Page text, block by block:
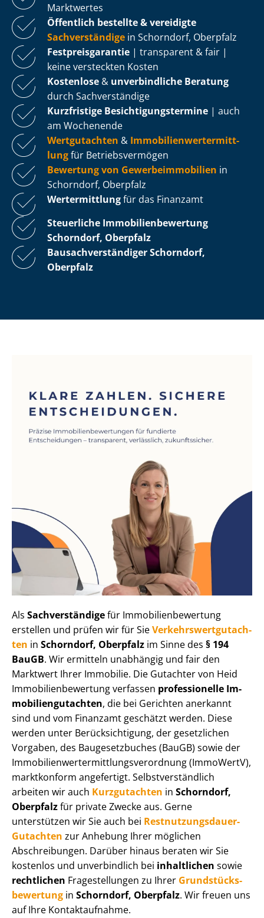
Marktwertes
Öffentlich bestellte & vereidigte
Sachverständige in Schorndorf, Oberpfalz
Fest­preis­ga­ran­tie | transparent & fair |
keine versteckten Kosten
Kostenlose & unverbindliche Beratung
durch Sachverständige
Kurzfristige Be­sich­ti­gungs­ter­mi­ne | auch
am Wochenende
Wertgutachten & Im­mo­bi­li­en­wert­ermitt­
lungfür Be­triebs­ver­mö­gen
Bewertung von Ge­wer­be­im­mo­bi­li­en in
Schorndorf, Oberpfalz
Wertermittlungfür das Finanzamt
Steuerliche Im­mo­bi­li­en­be­wer­tung
Schorndorf, Oberpfalz
Bau­sach­ver­stän­di­ger Schorndorf,
Oberpfalz
Als Sachverständigefür Im­mo­bi­li­en­be­wer­tung
erstellen und prüfen wir für SieVer­kehrs­wert­gut­ach­
ten in Schorndorf, Oberpfalz im Sinne des § 194
BauGB. Wir ermitteln unabhängig und fair den
Marktwert Ihrer Immobilie. Die Gutachter von Heid
Im­mo­bi­li­en­be­wer­tung verfassen professionelle Im­
mo­bi­li­en­gut­ach­ten, die bei Gerichten anerkannt
sind und vom Finanzamt geschätzt werden. Diese
werden unter Be­rück­sich­ti­gung, der gesetzlichen
Vorgaben, des Baugesetzbuches (BauGB) sowie der
Im­mo­bi­li­en­wert­ermitt­lungs­ver­ord­nung (ImmoWertV),
marktkonform angefertigt. Selbst­ver­ständ­lich
arbeiten wir auch Kurzgutachten in Schorndorf,
Oberpfalzfür private Zwecke aus. Gerne
unterstützen wir Sie auch bei Rest­nut­zungs­dau­er-
Gutachten zur Anhebung Ihrer möglichen
Abschreibungen. Darüber hinaus beraten wir Sie
kostenlos und unverbindlich bei inhaltlichen sowie
rechtlichen Fragestellungen zu Ihrer Grund­stücks­
be­wer­tung in Schorndorf, Oberpfalz. Wir freuen uns
auf Ihre Kontaktaufnahme.